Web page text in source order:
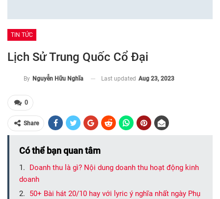
TIN TỨC
Lịch Sử Trung Quốc Cổ Đại
By Nguyễn Hữu Nghĩa Last updated Aug 23, 2023
0
Share
Có thể bạn quan tâm
Doanh thu là gì? Nội dung doanh thu hoạt động kinh
doanh
50+ Bài hát 20/10 hay với lyric ý nghĩa nhất ngày Phụ